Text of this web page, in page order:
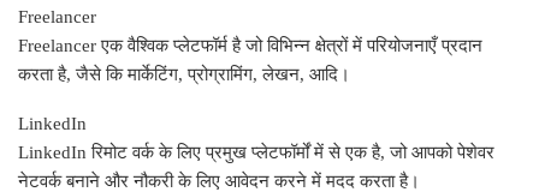
Freelancer
Freelancer एक वैश्विक प्लेटफॉर्म है जो विभिन्न क्षेत्रों में परियोजनाएँ प्रदान
करता है, जैसे कि मार्केटिंग, प्रोग्रामिंग, लेखन, आदि।
LinkedIn
LinkedIn रिमोट वर्क के लिए प्रमुख प्लेटफॉर्मों में से एक है, जो आपको पेशेवर
नेटवर्क बनाने और नौकरी के लिए आवेदन करने में मदद करता है।